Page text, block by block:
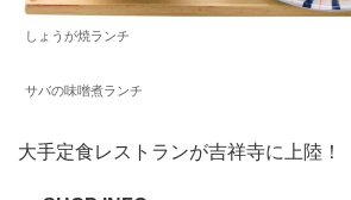
しょうが焼ランチ
サバの味噌煮ランチ
大手定食レストランが吉祥寺に上陸！